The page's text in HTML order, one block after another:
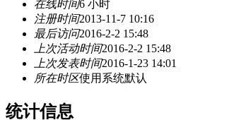
在线时间6 小时
注册时间2013-11-7 10:16
最后访问2016-2-2 15:48
上次活动时间2016-2-2 15:48
上次发表时间2016-1-23 14:01
所在时区使用系统默认
统计信息